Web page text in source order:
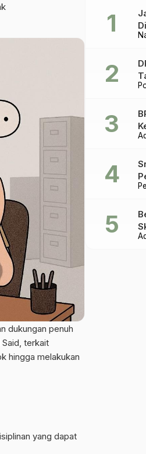
dukungan penuh
terkait
hingga melakukan
yang dapat